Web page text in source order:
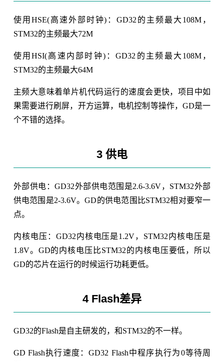
使用HSE(高速外部时钟)：GD32的主频最大108M，
STM32的主频最大72M
使用HSI(高速内部时钟)：GD32的主频最大108M，
STM32的主频最大64M
主频大意味着单片机代码运行的速度会更快，项目中如
果需要进行刷屏，开方运算，电机控制等操作，GD是一
个不错的选择。
3 供电
外部供电：GD32外部供电范围是2.6-3.6V，STM32外部
供电范围是2-3.6V。GD的供电范围比STM32相对要窄一
点。
内核电压：GD32内核电压是1.2V，STM32内核电压是
1.8V。GD的内核电压比STM32的内核电压要低，所以
GD的芯片在运行的时候运行功耗更低。
4 Flash差异
GD32的Flash是自主研发的，和STM32的不一样。
GD Flash执行速度：GD32 Flash中程序执行为0等待周